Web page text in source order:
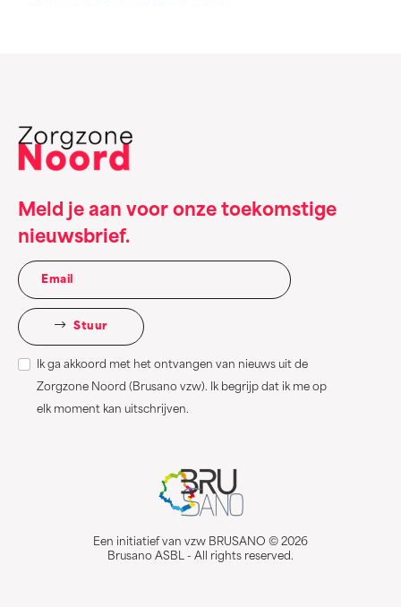
Meld je aan voor onze toekomstige
nieuwsbrief.
Stuur
Ik ga akkoord met het ontvangen van nieuws uit de
Zorgzone Noord (Brusano vzw). Ik begrijp dat ik me op
elk moment kan uitschrijven.
Een initiatief van vzw BRUSANO © 2026
Brusano ASBL - All rights reserved.